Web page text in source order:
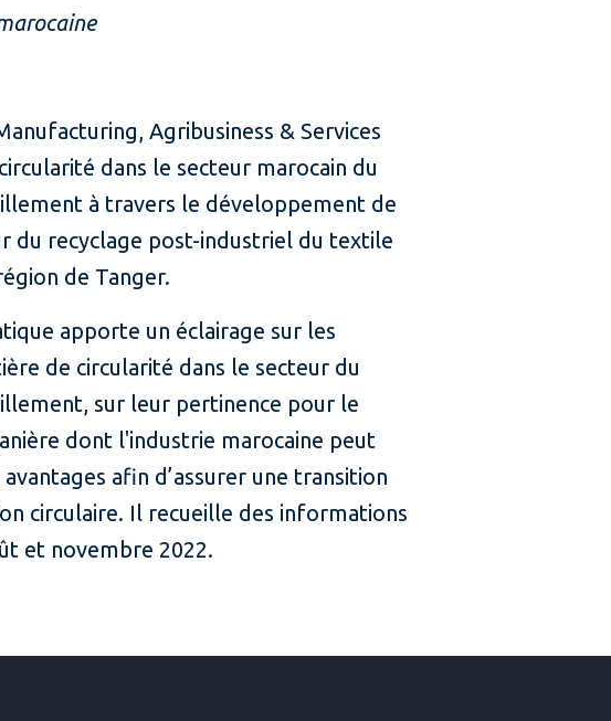
Agribusiness & Services
dans le secteur marocain du
à travers le développement de
du recyclage post-industriel du textile
de Tanger.
apporte un éclairage sur les
de circularité dans le secteur du
sur leur pertinence pour le
dont l'industrie marocaine peut
afin d’assurer une transition
circulaire. Il recueille des informations
et novembre 2022.